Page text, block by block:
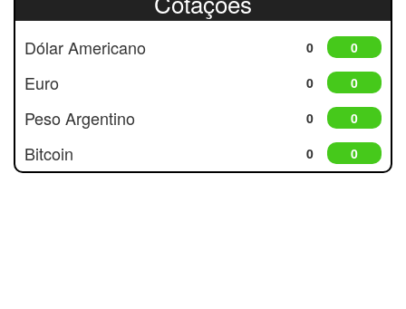
Dólar Americano 0 0
Euro 0 0
Peso Argentino 0 0
Bitcoin 0 0